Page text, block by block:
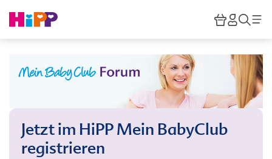
HiPP
Jetzt im HiPP Mein BabyClub
registrieren